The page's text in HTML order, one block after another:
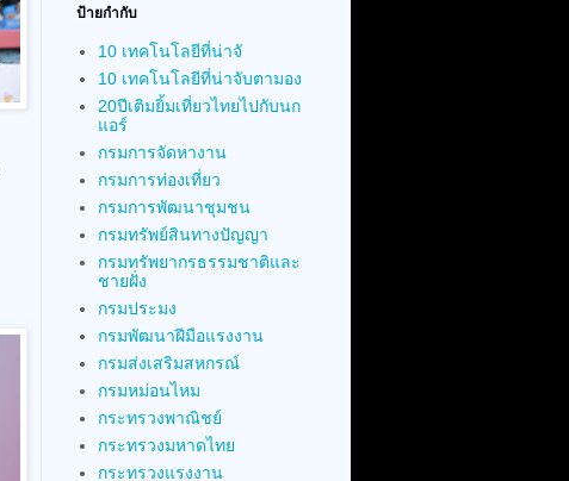
ป้ายกำกับ
10 เทคโนโลยีที่น่าจั
10 เทคโนโลยีที่น่าจับตามอง
20ปีเติมยิ้มเที่ยวไทยไปกับนก
แอร์
กรมการจัดหางาน
กรมการท่องเที่ยว
กรมการพัฒนาชุมชน
กรมทรัพย์สินทางปัญญา
กรมทรัพยากรธรรมชาติและ
ชายฝั่ง
กรมประมง
กรมพัฒนาฝีมือแรงงาน
กรมส่งเสริมสหกรณ์
กรมหม่อนไหม
กระทรวงพาณิชย์
กระทรวงมหาดไทย
กระทรวงแรงงาน